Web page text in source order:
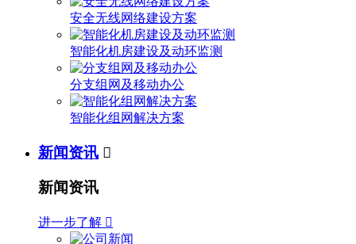
安全无线网络建设方案
智能化机房建设及动环监测
分支组网及移动办公
智能化组网解决方案
新闻资讯 
新闻资讯
进一步了解 